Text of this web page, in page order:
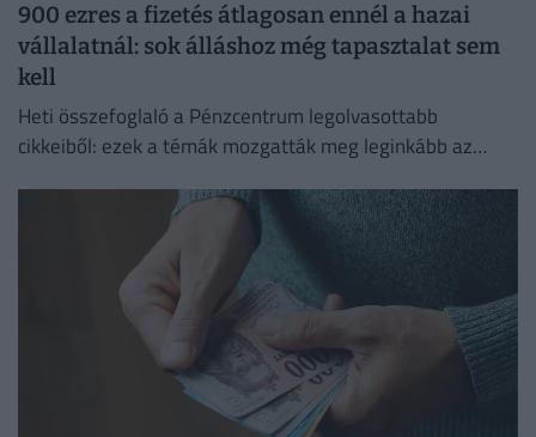
900 ezres a fizetés átlagosan ennél a hazai
vállalatnál: sok álláshoz még tapasztalat sem
kell
Heti összefoglaló a Pénzcentrum legolvasottabb
cikkeiből: ezek a témák mozgatták meg leginkább az